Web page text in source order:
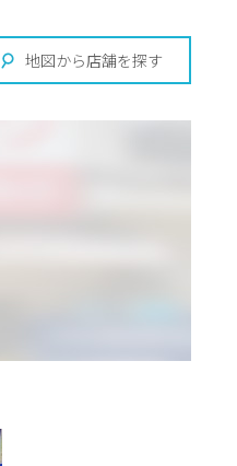
地図から店舗を探す